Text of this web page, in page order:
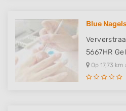
Blue
5667HR
Op 17,73 km